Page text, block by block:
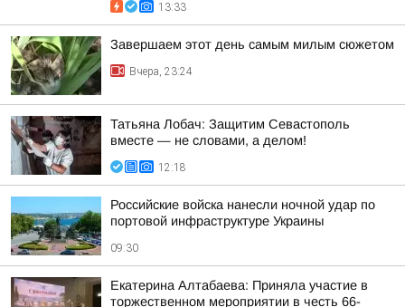
13:33
Завершаем этот день самым милым сюжетом
Вчера, 23:24
Татьяна Лобач: Защитим Севастополь
вместе — не словами, а делом!
12:18
Российские войска нанесли ночной удар по
портовой инфраструктуре Украины
09:30
Екатерина Алтабаева: Приняла участие в
торжественном мероприятии в честь 66-